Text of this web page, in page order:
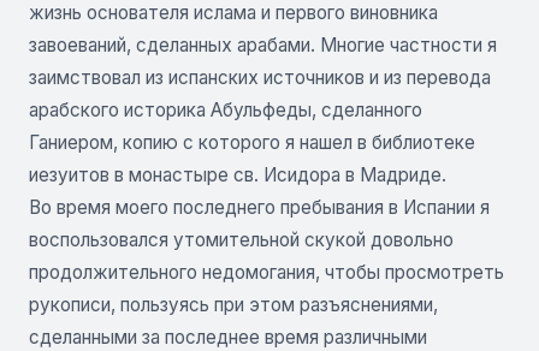
жизнь основателя ислама и первого виновника
завоеваний, сделанных арабами. Многие частности я
заимствовал из испанских источников и из перевода
арабского историка Абульфеды, сделанного
Ганиером, копию с которого я нашел в библиотеке
иезуитов в монастыре св. Исидора в Мадриде.
Во время моего последнего пребывания в Испании я
воспользовался утомительной скукой довольно
продолжительного недомогания, чтобы просмотреть
рукописи, пользуясь при этом разъяснениями,
сделанными за последнее время различными